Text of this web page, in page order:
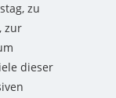
zu
zur
dieser